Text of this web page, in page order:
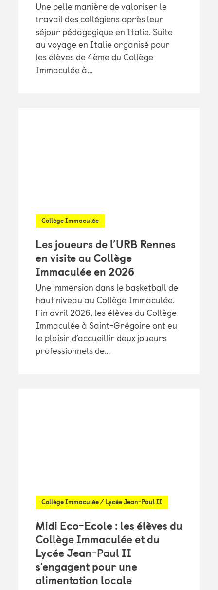
Une belle manière de valoriser le
travail des collégiens après leur
séjour pédagogique en Italie. Suite
au voyage en Italie organisé pour
les élèves de 4ème du Collège
Immaculée à…
Collège Immaculée
Les joueurs de l’URB Rennes
en visite au Collège
Immaculée en 2026
Une immersion dans le basketball de
haut niveau au Collège Immaculée.
Fin avril 2026, les élèves du Collège
Immaculée à Saint-Grégoire ont eu
le plaisir d’accueillir deux joueurs
professionnels de…
Collège Immaculée/Lycée Jean-Paul II
Midi Eco-Ecole : les élèves du
Collège Immaculée et du
Lycée Jean-Paul II
s’engagent pour une
alimentation locale